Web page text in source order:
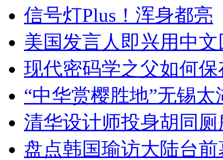
信号灯Plus！浑身都亮
美国发言人即兴用中
现代密码学之父如何
“中华赏樱胜地”无锡
清华设计师投身胡同
盘点韩国瑜访大陆台